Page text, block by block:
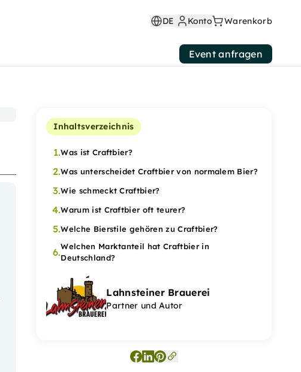
Inhaltsverzeichnis
1.Was ist Craftbier?
2.Was unterscheidet Craftbier von normalem Bier?
3.Wie schmeckt Craftbier?
4.Warum ist Craftbier oft teurer?
5.Welche Bierstile gehören zu Craftbier?
6.Welchen Marktanteil hat Craftbier in
Deutschland?
Lahnsteiner Brauerei
Partner und Autor
DE Konto Warenkorb
Event anfragen